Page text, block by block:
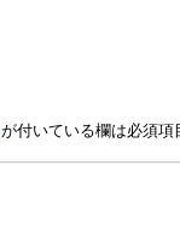
が付いている欄は必須項